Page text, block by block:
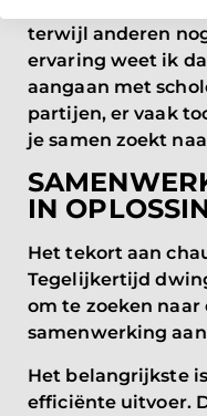
terwijl anderen
ervaring weet ik
aangaan met
partijen, er vaak
je samen zoekt
IN
Het tekort aan
Tegelijkertijd
om te zoeken naar
samenwerking
Het belangrijkste
efficiënte uitvoer.